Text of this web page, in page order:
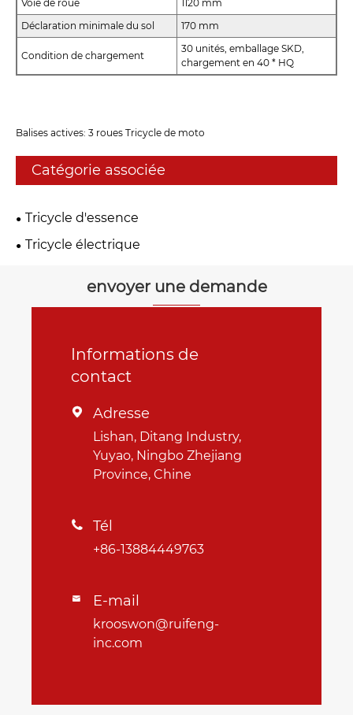
Voie de roue
1120 mm
Déclaration minimale du sol
170 mm
Condition de chargement
30 unités, emballage SKD,
chargement en 40 * HQ
Balises actives: 3 roues Tricycle de moto
Catégorie associée
Tricycle d'essence
Tricycle électrique
envoyer une demande
Informations de
contact
 Adresse
Lishan, Ditang Industry,
Yuyao, Ningbo Zhejiang
Province, Chine
 Tél
+86-13884449763
 E-mail
krooswon@ruifeng-
inc.com